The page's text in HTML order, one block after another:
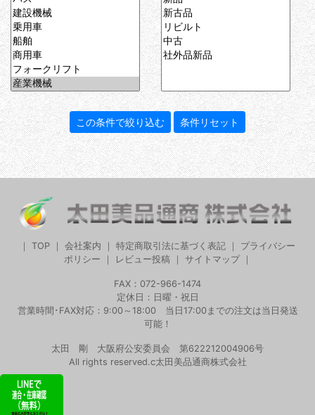
TOP 会社案内 特定商取引法に基づく表記
プライバシー
ポリシー
レビュー投稿｜ サイトマップ｜
FAX：072-966-1474
定休日：日曜・祝日
営業時間･FAX対応：9:00～18:00 当日17:00までの注文は当日発送
可能！
太田 剛 大阪府公安委員会 第622212004906号
All rights reserved.c太田美品通商株式会社